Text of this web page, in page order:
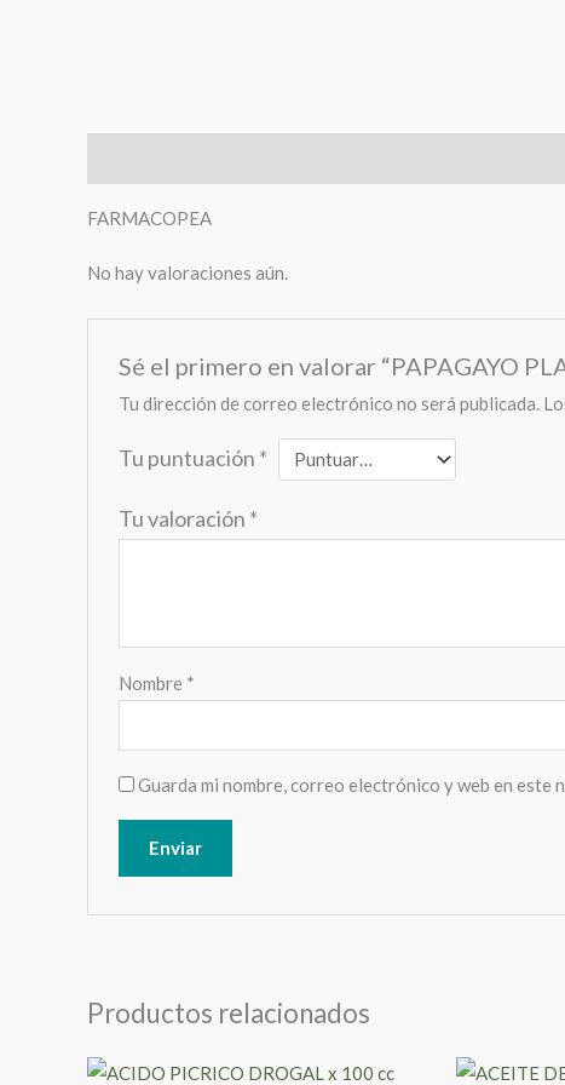
FARMACOPEA
No hay valoraciones aún.
Sé el primero en valorar “PAPAGAYO
Tu dirección de correo electrónico no será publicada.
Tu puntuación *
Tu valoración *
Nombre *
Guarda mi nombre, correo electrónico y web en este
Productos relacionados